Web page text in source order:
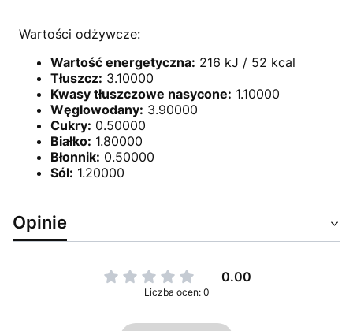
Wartości odżywcze:
Wartość energetyczna: 216 kJ / 52 kcal
Tłuszcz: 3.10000
Kwasy tłuszczowe nasycone: 1.10000
Węglowodany: 3.90000
Cukry: 0.50000
Białko: 1.80000
Błonnik: 0.50000
Sól: 1.20000
Opinie
0.00
Liczba ocen: 0